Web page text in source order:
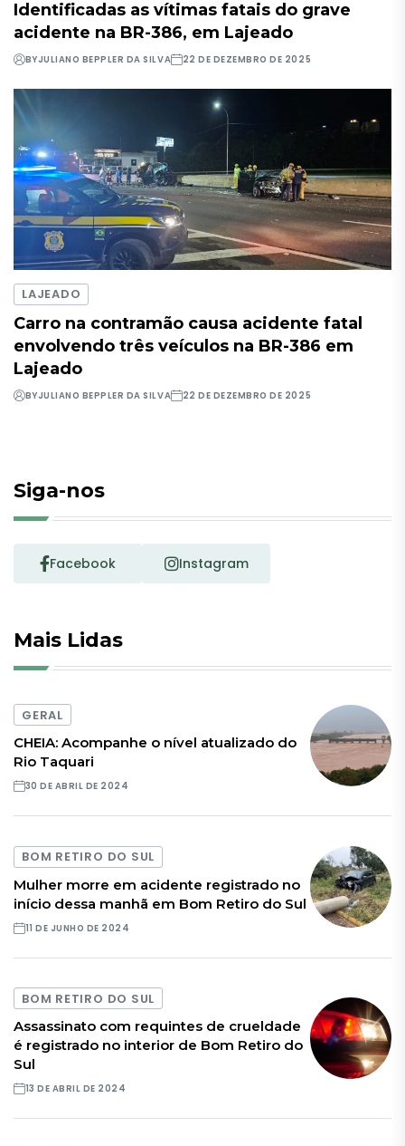
Identificadas as vítimas fatais do grave
acidente na BR-386, em Lajeado
BYJULIANO BEPPLER DA SILVA 22 DE DEZEMBRO DE 2025
LAJEADO
Carro na contramão causa acidente fatal
envolvendo três veículos na BR-386 em
Lajeado
BYJULIANO BEPPLER DA SILVA 22 DE DEZEMBRO DE 2025
Siga-nos
Facebook Instagram
Mais Lidas
GERAL
CHEIA: Acompanhe o nível atualizado do
Rio Taquari
30 DE ABRIL DE 2024
BOM RETIRO DO SUL
Mulher morre em acidente registrado no
início dessa manhã em Bom Retiro do Sul
11 DE JUNHO DE 2024
BOM RETIRO DO SUL
Assassinato com requintes de crueldade
é registrado no interior de Bom Retiro do
Sul
13 DE ABRIL DE 2024